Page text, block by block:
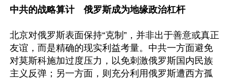
中共的战略算计　俄罗斯成为地缘政治杠杆
北京对俄罗斯表面保持“克制”，并非出于善意或真正
友谊，而是精确的现实利益考量。中共一方面避免
对莫斯科施加过度压力，以免刺激俄罗斯国内民族
主义反弹；另一方面，则充分利用俄罗斯遭西方孤